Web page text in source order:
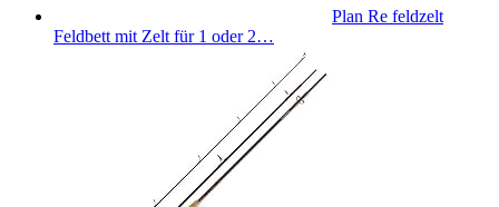
Plan Re feldzelt
Feldbett mit Zelt für 1 oder 2…